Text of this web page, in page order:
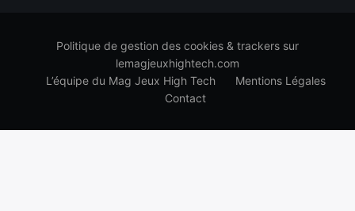
Politique de gestion des cookies & trackers sur
lemagjeuxhightech.com
L’équipe du Mag Jeux High Tech
Mentions Légales
Contact